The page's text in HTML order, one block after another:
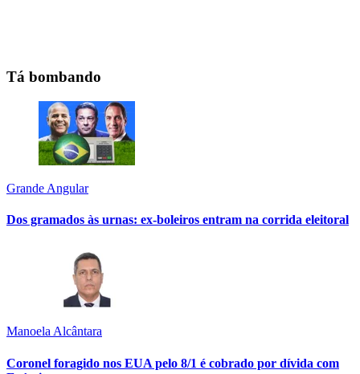
Tá bombando
Grande Angular
Dos gramados às urnas: ex-boleiros entram na corrida eleitoral
Manoela Alcântara
Coronel foragido nos EUA pelo 8/1 é cobrado por dívida com